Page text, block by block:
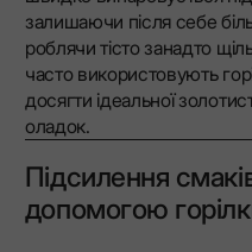
залишаючи після себе
роблячи тісто занадто
часто використовують
досягти ідеальної
оладок.
Підсилення
допомогою